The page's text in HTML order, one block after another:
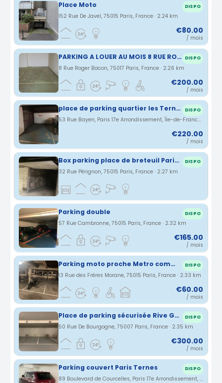
Place Moto DISPO
152 Rue De Javel, 75015 Paris, France · 2.24 km
€80.00
/ mois
PARKING A LOUER AU MOIS 8 RUE ROGER BACON 75017 PARIS DISPO
8 Rue Roger Bacon, 75017 Paris, France · 2.26 km
€200.00
/ mois
place de parking quartier les Ternes - Maillot DISPO
53 Rue Bayen, Paris 17e Arrondissement, Île-de-France, France · 2.27 km
€220.00
/ mois
Box parking place de breteuil Paris 7e DISPO
32 Rue Pérignon, 75015 Paris, France · 2.27 km
Parking double DISPO
57 Rue Cambronne, 75015 Paris, France · 2.32 km
€165.00
/ mois
Parking moto proche Metro commerce DISPO
13 Rue des Frères Morane, 75015 Paris, France · 2.33 km
€60.00
/ mois
Place de parking sécurisée Rive Gauche 7ème arrondissement DISPO
50 Rue De Bourgogne, 75007 Paris, France · 2.35 km
€300.00
/ mois
Parking couvert Paris Ternes DISPO
89 Boulevard de Courcelles, Paris 17e Arrondissement, Île-de-France, France · 2.36 km